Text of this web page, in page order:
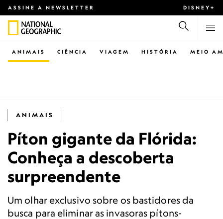
ASSINE A NEWSLETTER DISNEY+
CIÊNCIA VIAGEM
ANIMAIS HISTÓRIA MEIO
ANIMAIS
Píton gigante da Flórida:
Conheça a descoberta
surpreendente
Um olhar exclusivo sobre os bastidores da
busca para eliminar as invasoras pítons-